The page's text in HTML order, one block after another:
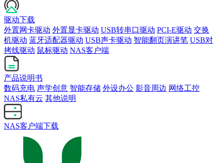
驱动下载
外置网卡驱动 外置显卡驱动 USB转串口驱动 PCI-E驱动 交换
机驱动 蓝牙适配器驱动 USB声卡驱动 智能翻页演讲笔 USB对
拷线驱动 鼠标驱动 NAS客户端
产品说明书
数码充电 声学创意 智能存储 外设办公 影音周边 网络工控
NAS私有云 其他说明
NAS客户端下载